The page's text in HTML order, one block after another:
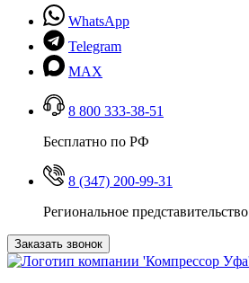
WhatsApp
Telegram
MAX
8 800 333-38-51
Бесплатно по РФ
8 (347) 200-99-31
Региональное представительство
Заказать звонок